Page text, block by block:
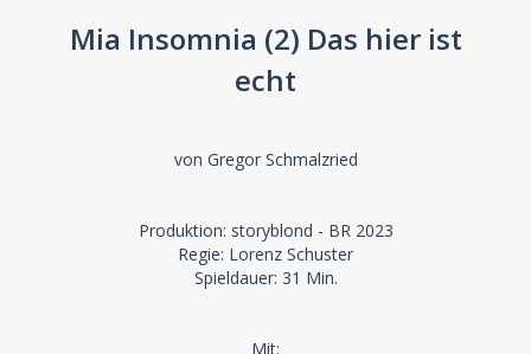
Mia Insomnia (2) Das hier ist
echt
von Gregor Schmalzried
Produktion: storyblond - BR 2023
Regie: Lorenz Schuster
Spieldauer: 31 Min.
Mit: